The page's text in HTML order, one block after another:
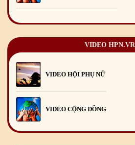
Chúc mừng Giáng sinh và Năm mới 2025
Mừng Xuân Giáp Thìn 2024 09/02/2024
VIDEO HPN.VR
VIDEO HỘI PHỤ NỮ
VIDEO CỘNG ĐỒNG